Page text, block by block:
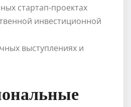
стартап-проектах
инвестиционной
выступлениях и